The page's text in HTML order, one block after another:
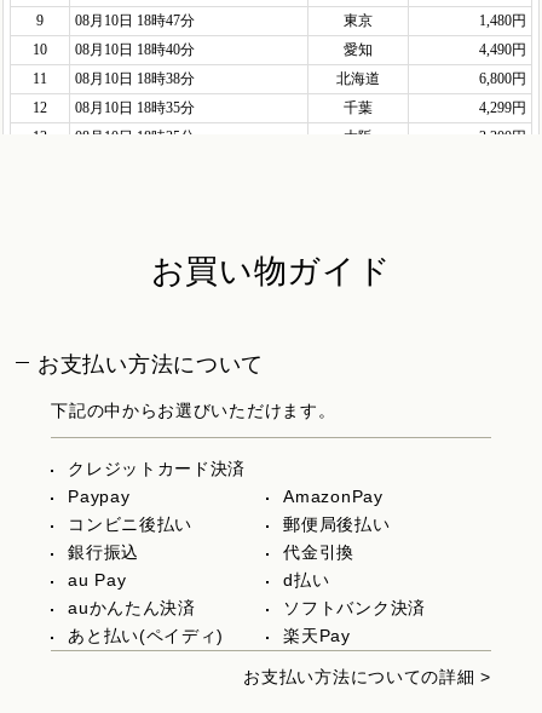
お買い物ガイド
お支払い方法について
下記の中からお選びいただけます。
クレジットカード決済
Paypay
AmazonPay
コンビニ後払い
郵便局後払い
銀行振込
代金引換
au Pay
d払い
auかんたん決済
ソフトバンク決済
あと払い(ペイディ)
楽天Pay
お支払い方法についての詳細 >